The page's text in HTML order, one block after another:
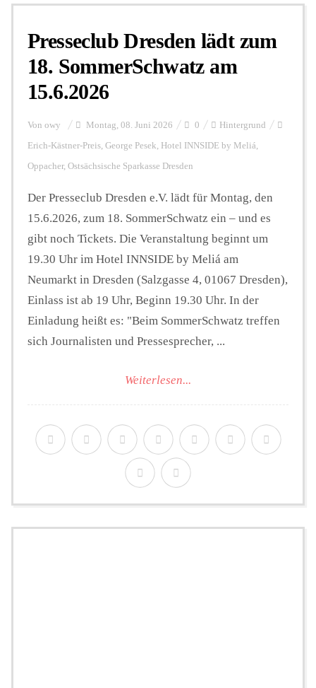
Personalien
FUNKTURM-Beiträge
Podcast
Seminare
Unterstützen
Presseclub Dresden lädt zum
18. SommerSchwatz am
15.6.2026
Von owy Montag, 08. Juni 2026 0 Hintergrund
Erich-Kästner-Preis, George Pesek, Hotel INNSIDE by Meliá,
Oppacher, Ostsächsische Sparkasse Dresden
Der Presseclub Dresden e.V. lädt für Montag, den
15.6.2026, zum 18. SommerSchwatz ein – und es
gibt noch Tickets. Die Veranstaltung beginnt um
19.30 Uhr im Hotel INNSIDE by Meliá am
Neumarkt in Dresden (Salzgasse 4, 01067 Dresden),
Einlass ist ab 19 Uhr, Beginn 19.30 Uhr. In der
Einladung heißt es: "Beim SommerSchwatz treffen
sich Journalisten und Pressesprecher, ...
Weiterlesen...